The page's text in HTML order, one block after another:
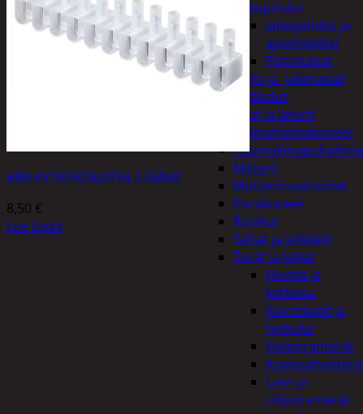
Jatkojohdot
Jatkojohdot ja
ajastinkellot
Pistotulpat
Pisto ja -jakorasiat
Sähkötyökalut
Akut ja laturit
Kulmahiomakoneet
Mittarit
Mutterinvääntimet
Porakoneet
Ruiskut
Sahat ja sirkkelit
Terät ja laikat
Hionta ja
katkaisu
Kierretapit ja
työkalut
Kiviporanterät
Kuviosahanterä
Lasi- ja
tiiliporanterät
ABB KYTKENTÄLIITIN 2,5MM2
8,50 €
Lue Lisää